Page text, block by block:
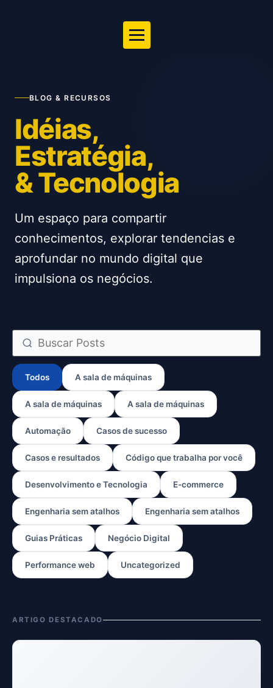
BLOG & RECURSOS
Idéias,
Estratégia,
& Tecnologia
Um espaço para compartir
conhecimentos, explorar tendencias e
aprofundar no mundo digital que
impulsiona os negócios.
Todos A sala de máquinas
A sala de máquinas A sala de máquinas
Automação Casos de sucesso
Casos e resultados Código que trabalha por você
Desenvolvimento e Tecnologia E-commerce
Engenharia sem atalhos Engenharia sem atalhos
Guias Práticas Negócio Digital
Performance web Uncategorized
ARTIGO DESTACADO